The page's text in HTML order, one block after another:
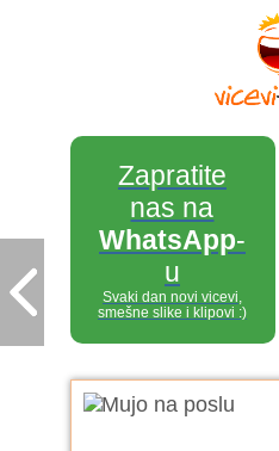
Zapratite
nas na
WhatsApp-
u
Svaki dan novi vicevi,
smešne slike i klipovi :)